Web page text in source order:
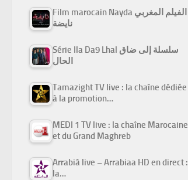
Film marocain Nayda الفيلم المغربي
نايضة
Série Ila Da9 Lhal سلسلة إلى ضاق
الحال
Tamazight TV live : la chaîne dédiée
à la promotion…
MEDI 1 TV live : la chaîne Marocaine
et du Grand Maghreb
Arrabiâ live – Arrabiaa HD en direct :
la…